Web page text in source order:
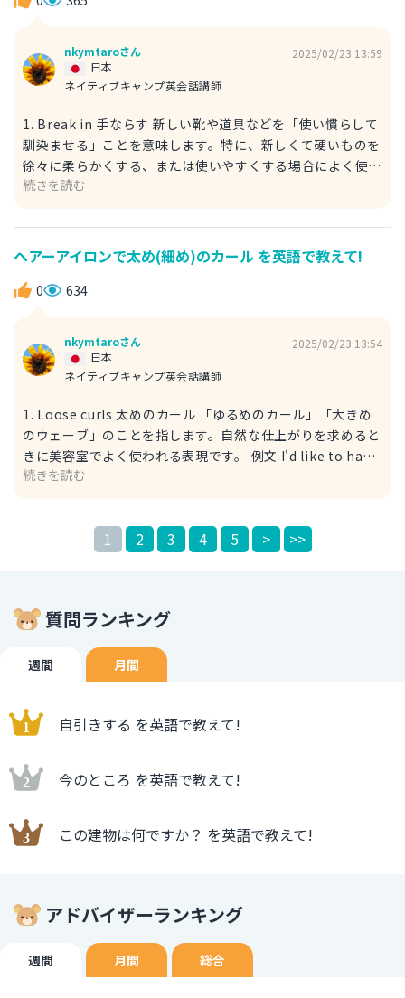
committed to her studies. 彼女は勉強に腰を据えて取り
組んでいる。 studiesは study 「勉強する」という動詞の名
nkymtaroさん
ネイティブキャンプ英会話講師
日本
2025/02/23 13:59
1. Break in 手ならす 新しい靴や道具などを「使い慣らして
馴染ませる」ことを意味します。特に、新しくて硬いものを
徐々に柔らかくする、または使いやすくする場合によく使わ
れます。 例文 I need to break in my new gloves before
といけない。 need to：～する必要がある glove ：手袋、
グローブ 2. Get used to 手ならす 「何かに慣れる」「適応
する」という意味で、人が新しい環境や作業に順応するとき
に使います。 例文 It takes time to get used to a new
表現で、この表現単体でも「時間がかかるよ」という意味で
日常会話でも使われます。
続きを読む
ヘアーアイロンで太め(細め)のカール を英語で教えて!
0 634
nkymtaroさん
ネイティブキャンプ英会話講師
日本
2025/02/23 13:54
1. Loose curls 太めのカール 「ゆるめのカール」「大きめ
のウェーブ」のことを指します。自然な仕上がりを求めると
きに美容室でよく使われる表現です。 例文 I'd like to have
loose curls with a hair iron, please. ヘアアイロンで太め
な表現） hair iron：ヘアアイロン 2. Tight curls 細めのカ
で細めのカールをお願いできますか？ ※Tips Big/Small
size は「ヘアアイロンの太さ」のことを指し、具体的なカ
ールの大きさを指定するときに使えます。 例文 For tight
curls, a smaller barrel size works best. 細めのカールに
は、小さいヘアアイロンが最適です。 Works best：最適で
続きを読む
1 2 3 4 5 > >>
質問ランキング
週間 月間
自引きする を英語で教えて!
今のところ を英語で教えて!
この建物は何ですか？ を英語で教えて!
アドバイザーランキング
週間 月間 総合